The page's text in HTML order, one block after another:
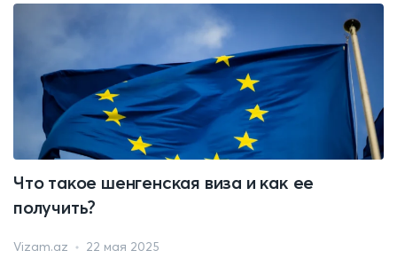
Что такое шенгенская виза и как ее
получить?
Vizam.az 22 мая 2025